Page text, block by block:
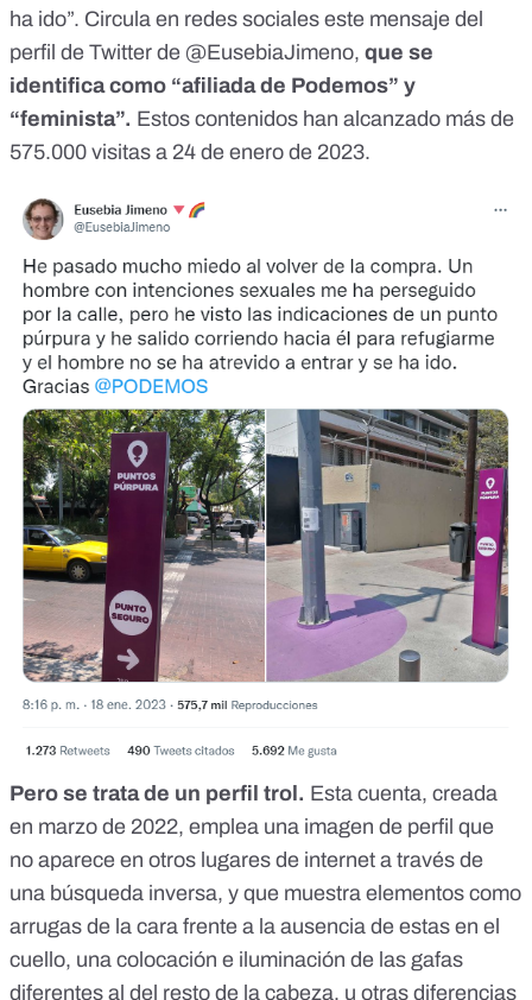
ha ido”. Circula en redes sociales este mensaje del
perfil de Twitter de @EusebiaJimeno, que se
identifica como “afiliada de Podemos” y
“feminista”. Estos contenidos han alcanzado más de
575.000 visitas a 24 de enero de 2023.
Pero se trata de un perfil trol. Esta cuenta, creada
en marzo de 2022, emplea una imagen de perfil que
no aparece en otros lugares de internet a través de
una búsqueda inversa, y que muestra elementos como
arrugas de la cara frente a la ausencia de estas en el
cuello, una colocación e iluminación de las gafas
diferentes al del resto de la cabeza, u otras diferencias